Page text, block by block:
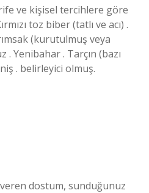
ve kişisel tercihlere göre
toz biber (tatlı ve acı) .
(kurutulmuş veya
. Yenibahar . Tarçın (bazı
. belirleyici olmuş.
dostum, sunduğunuz